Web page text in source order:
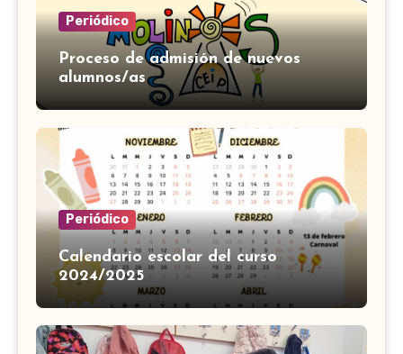
Periódico
Proceso de admisión de nuevos
alumnos/as
Periódico
Calendario escolar del curso
2024/2025